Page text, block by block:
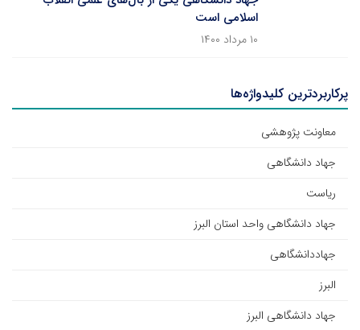
اسلامی است
۱۰ مرداد ۱۴۰۰
پرکاربردترین کلیدواژه‌ها
معاونت پژوهشی
جهاد دانشگاهی
ریاست
جهاد دانشگاهی واحد استان البرز
جهاددانشگاهی
البرز
جهاد دانشگاهی البرز